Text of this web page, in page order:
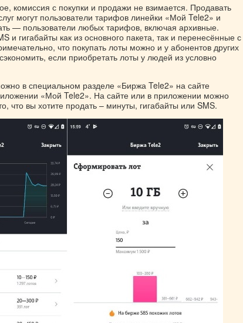
комиссия с покупки и продажи не взимается. Продавать
могут пользователи тарифов линейки «Мой Tele2» и
— пользователи любых тарифов, включая архивные.
и гигабайты как из основного пакета, так и перенесённые с
что покупать лоты можно и у абонентов других
если приобретать лоты у людей из условно
в специальном разделе «Биржа Tele2» на сайте
«Мой Tele2». На сайте или в приложении можно
что вы хотите продать – минуты, гигабайты или SMS.